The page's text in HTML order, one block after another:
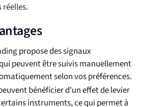
propose des signaux
peuvent être suivis manuellement
selon vos préférences.
bénéficier d'un effet de levier
instruments, ce qui permet à